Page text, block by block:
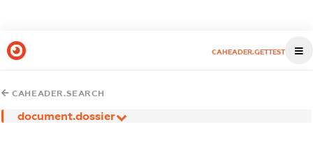
CAHEADER.GETTEST
CAHEADER.SEARCH
document.dossier